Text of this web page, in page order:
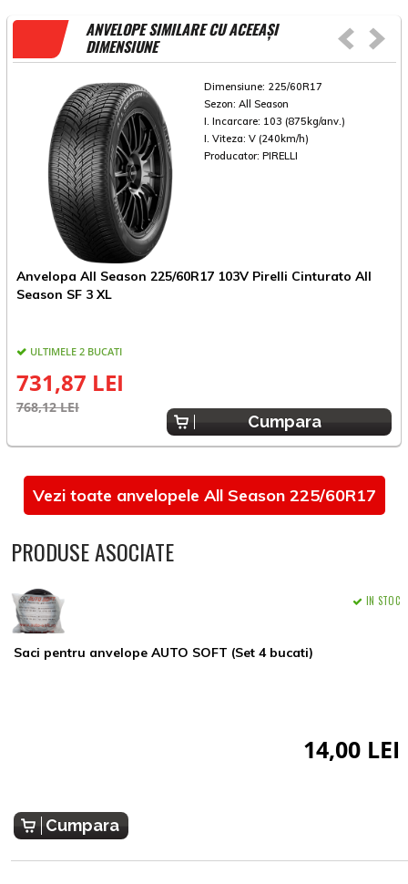
ANVELOPE SIMILARE CU ACEEAȘI
DIMENSIUNE
Dimensiune: 225/60R17
Sezon: All Season
I. Incarcare: 103 (875kg/anv.)
I. Viteza: V (240km/h)
Producator: PIRELLI
Anvelopa All Season 225/60R17 103V Pirelli Cinturato All
Season SF 3 XL
ULTIMELE 2 BUCATI
731,87 LEI
768,12 LEI
Cumpara
Vezi toate anvelopele All Season 225/60R17
PRODUSE ASOCIATE
Saci pentru anvelope AUTO SOFT (Set 4 bucati)
IN STOC
14,00 LEI
Cumpara